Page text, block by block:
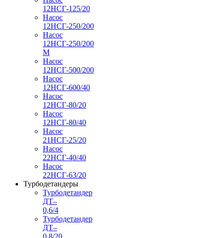
12НСГ-125/20
Насос
12НСГ-250/200
Насос
12НСГ-250/200
М
Насос
12НСГ-500/200
Насос
12НСГ-600/40
Насос
12НСГ-80/20
Насос
12НСГ-80/40
Насос
21НСГ-25/20
Насос
22НСГ-40/40
Насос
22НСГ-63/20
Турбодетандеры
Турбодетандер
ДТ–
0,6/4
Турбодетандер
ДТ–
0,8/20